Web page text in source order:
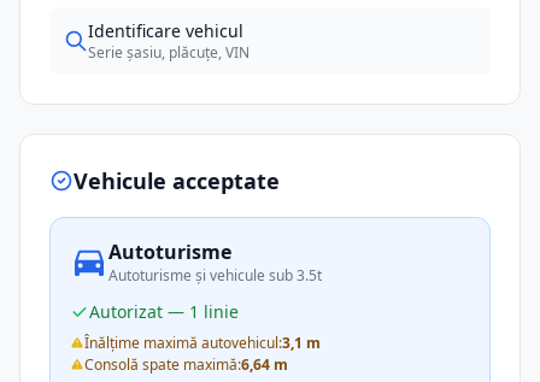
Identificare vehicul
Serie șasiu, plăcuțe, VIN
Vehicule acceptate
Autoturisme
Autoturisme și vehicule sub 3.5t
Autorizat — 1 linie
Înălțime maximă autovehicul:3,1 m
Consolă spate maximă:6,64 m